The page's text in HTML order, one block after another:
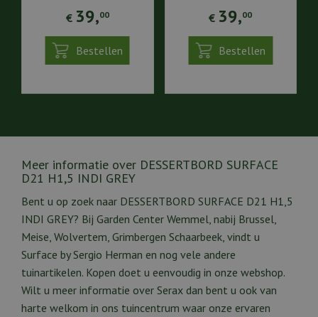
€ 39,00
Bestellen
€ 39,00
Bestellen
Meer informatie over DESSERTBORD SURFACE
D21 H1,5 INDI GREY
Bent u op zoek naar DESSERTBORD SURFACE D21 H1,5
INDI GREY? Bij Garden Center Wemmel, nabij Brussel,
Meise, Wolvertem, Grimbergen Schaarbeek, vindt u
Surface by Sergio Herman en nog vele andere
tuinartikelen. Kopen doet u eenvoudig in onze webshop.
Wilt u meer informatie over Serax dan bent u ook van
harte welkom in ons tuincentrum waar onze ervaren